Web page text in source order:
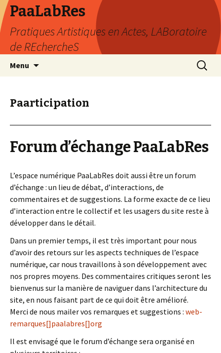
PaaLabRes
Pratiques Artistiques en Actes, LABoratoire
de REchercheS
Menu
Paarticipation
Forum d’échange PaaLabRes
L’espace numérique PaaLabRes doit aussi être un forum
d’échange : un lieu de débat, d’interactions, de
commentaires et de suggestions. La forme exacte de ce lieu
d’interaction entre le collectif et les usagers du site reste à
développer dans le détail.
Dans un premier temps, il est très important pour nous
d’avoir des retours sur les aspects techniques de l’espace
numérique, car nous travaillons à son développement avec
nos propres moyens. Des commentaires critiques seront les
bienvenus sur la manière de naviguer dans l’architecture du
site, en nous faisant part de ce qui doit être amélioré.
Merci de nous mailer vos remarques et suggestions : web-
remarques[]paalabres[]org
Il est envisagé que le forum d’échange sera organisé en